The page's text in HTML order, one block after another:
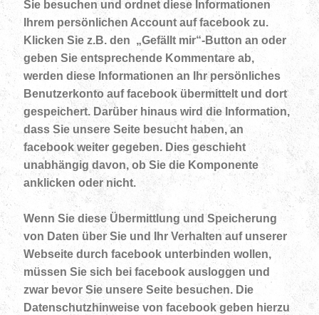
Sie besuchen und ordnet diese Informationen
Ihrem persönlichen Account auf facebook zu.
Klicken Sie z.B. den „Gefällt mir“-Button an oder
geben Sie entsprechende Kommentare ab,
werden diese Informationen an Ihr persönliches
Benutzerkonto auf facebook übermittelt und dort
gespeichert. Darüber hinaus wird die Information,
dass Sie unsere Seite besucht haben, an
facebook weiter gegeben. Dies geschieht
unabhängig davon, ob Sie die Komponente
anklicken oder nicht.
Wenn Sie diese Übermittlung und Speicherung
von Daten über Sie und Ihr Verhalten auf unserer
Webseite durch facebook unterbinden wollen,
müssen Sie sich bei facebook ausloggen und
zwar bevor Sie unsere Seite besuchen. Die
Datenschutzhinweise von facebook geben hierzu